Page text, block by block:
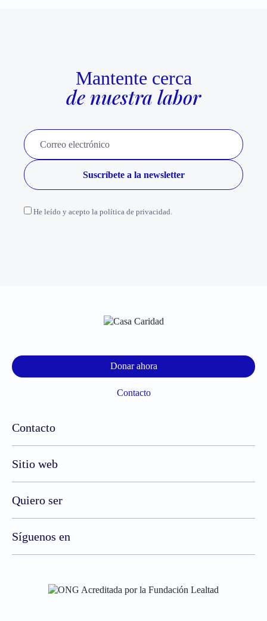
Mantente cerca
de nuestra labor
He leído y acepto la política de privacidad.
Contacto
Sitio web
Quiero ser
Síguenos en
Donar ahora
Contacto